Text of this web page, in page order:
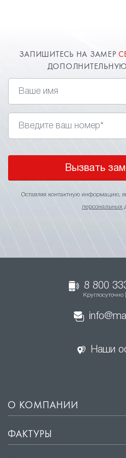
ЗАПИШИТЕСЬ НА ЗАМЕР
ДОПОЛНИТЕЛЬНУЮ
Вызвать
Оставляя контактную информацию,
персональных
8 800
Круглосуточно
Наши
О КОМПАНИИ
ФАКТУРЫ